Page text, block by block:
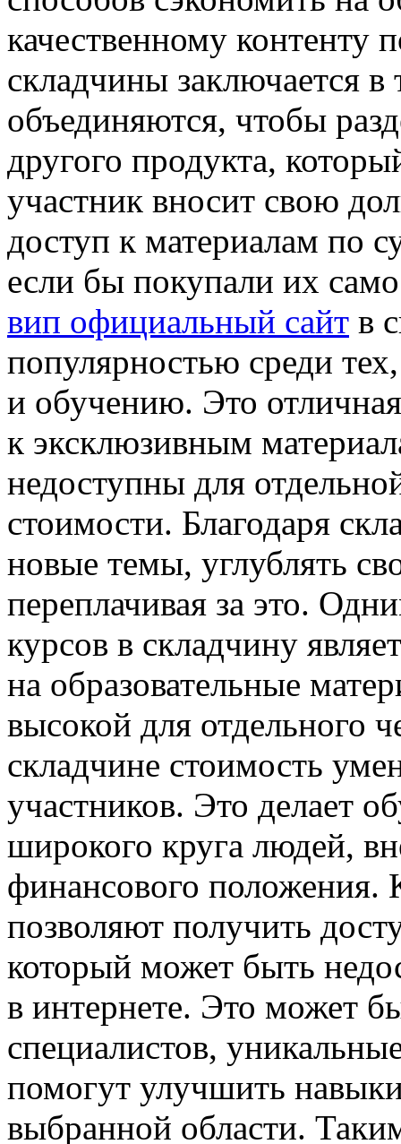
качественному контенту
складчины заключается в
объединяются, чтобы
другого продукта,
участник вносит свою
доступ к материалам по
если бы покупали их
вип официальный сайт в
популярностью среди
и обучению. Это
к эксклюзивным
недоступны для
стоимости. Благодаря
новые темы, углублять
переплачивая за это.
курсов в складчину
на образовательные
высокой для отдельного
складчине стоимость
участников. Это делает
широкого круга людей,
финансового положения.
позволяют получить
который может быть
в интернете. Это может
специалистов,
помогут улучшить
выбранной области.